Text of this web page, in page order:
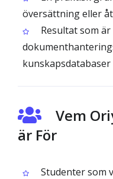
översättning eller
Resultat som
kunskapsdatabaser
Vem
är För
Studenter som